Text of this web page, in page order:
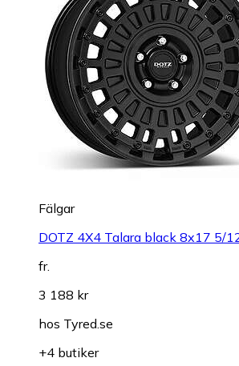
Fälgar
DOTZ 4X4 Talara black 8x17 5/
fr.
3 188 kr
hos Tyred.se
+4 butiker